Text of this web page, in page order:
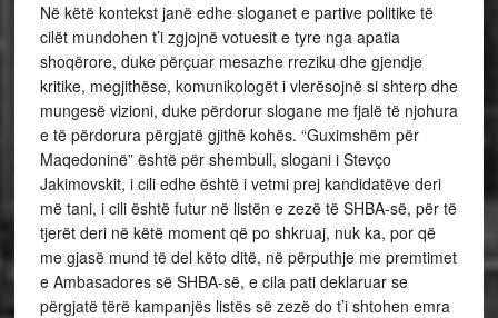
Në këtë kontekst janë edhe sloganet e partive politike të
cilët mundohen t’i zgjojnë votuesit e tyre nga apatia
shoqërore, duke përçuar mesazhe rreziku dhe gjendje
kritike, megjithëse, komunikologët i vlerësojnë si shterp dhe
mungesë vizioni, duke përdorur slogane me fjalë të njohura
e të përdorura përgjatë gjithë kohës. “Guximshëm për
Maqedoninë” është për shembull, slogani i Stevço
Jakimovskit, i cili edhe është i vetmi prej kandidatëve deri
më tani, i cili është futur në listën e zezë të SHBA-së, për të
tjerët deri në këtë moment që po shkruaj, nuk ka, por që
me gjasë mund të del këto ditë, në përputhje me premtimet
e Ambasadores së SHBA-së, e cila pati deklaruar se
përgjatë tërë kampanjës listës së zezë do t’i shtohen emra